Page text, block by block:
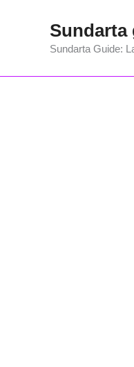
Sundarta
Sundarta Guide: